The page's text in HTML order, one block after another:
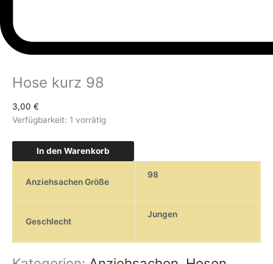
Hose kurz 98
3,00 €
Verfügbarkeit: 1 vorrätig
In den Warenkorb
Anziehsachen Größe
98
Geschlecht
Jungen